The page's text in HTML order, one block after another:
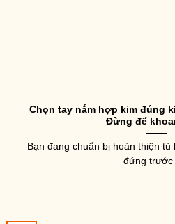
Chọn tay nắm hợp kim đúng
Đừng để
Bạn đang chuẩn bị hoàn thiện
đứng trước